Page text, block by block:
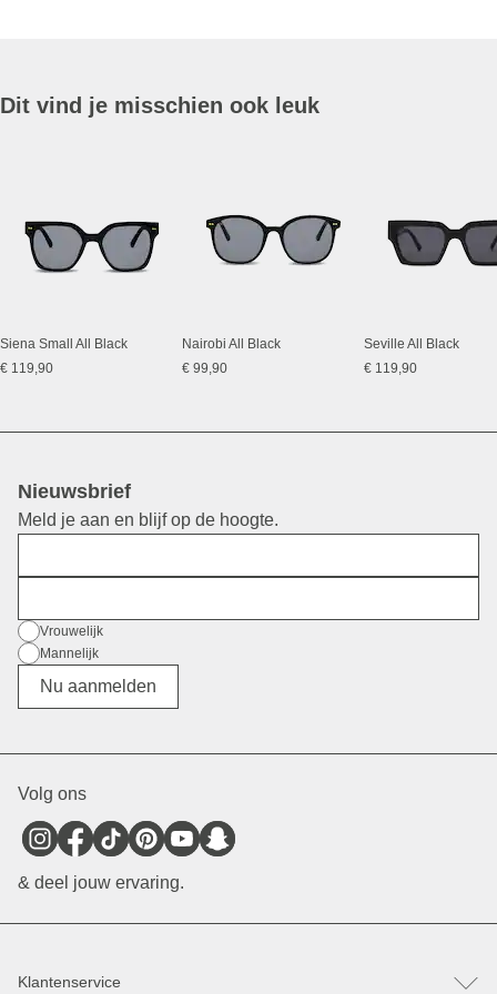
Dit vind je misschien ook leuk
Siena Small All Black
€ 119,90
Nairobi All Black
€ 99,90
Seville All Black
€ 119,90
Nieuwsbrief
Meld je aan en blijf op de hoogte.
Geslacht
Vrouwelijk
Mannelijk
Divers
Nu aanmelden
Volg ons
& deel jouw ervaring.
Klantenservice